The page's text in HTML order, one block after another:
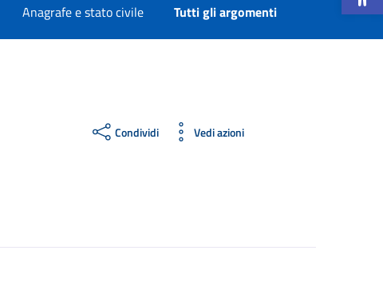
Anagrafe e stato civile Tutti gli argomenti
Condividi Vedi azioni